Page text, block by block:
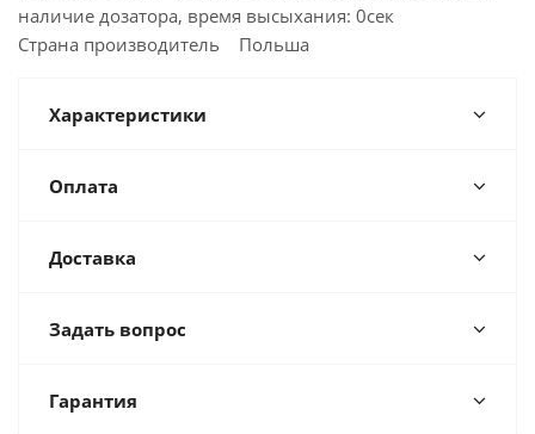
наличие дозатора, время высыхания: 0сек
Страна производитель Польша
Характеристики
Оплата
Доставка
Задать вопрос
Гарантия